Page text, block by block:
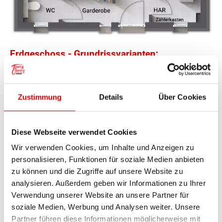
Zustimmung Details Über Cookies
Diese Webseite verwendet Cookies
Wir verwenden Cookies, um Inhalte und Anzeigen zu
personalisieren, Funktionen für soziale Medien anbieten
zu können und die Zugriffe auf unsere Website zu
analysieren. Außerdem geben wir Informationen zu Ihrer
Verwendung unserer Website an unsere Partner für
soziale Medien, Werbung und Analysen weiter. Unsere
Partner führen diese Informationen möglicherweise mit
Arbeitsplatz – jedes Familienmitglied findet hier
seinen Platz. Die ausgewogene Raumaufteilung
schafft ein wohliges Wohngefühl und sorgt dafür,
dass sich jeder vom ersten Tag an zuhause fühlt.
Arbeitsplatz – jedes Familienmitglied findet hier
seinen Platz. Die ausgewogene Raumaufteilung
schafft ein wohliges Wohngefühl und sorgt dafür,
dass sich jeder vom ersten Tag an zuhause fühlt.
Spittal an der Drau
Sankt Veit an der Glan
Villach Land
Wolfsberg
Bruck-Mürzzuschlag
Deutschlandsberg
Erdgeschoss - Grundrissvarianten:
Standard
Bodenbelagsfläche Erdgeschoss
Küche 10.37 m²
WC 2.25 m²